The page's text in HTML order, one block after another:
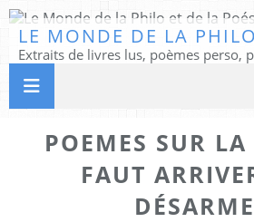
POEMES SUR
FAUT